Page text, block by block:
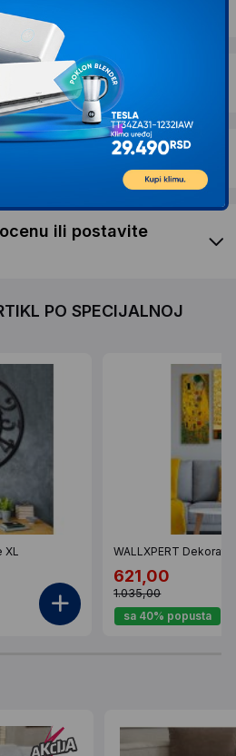
ili postavite
PO SPECIJALNOJ
XL WALLXPERT
621,00
1.035,00
sa 40% popusta